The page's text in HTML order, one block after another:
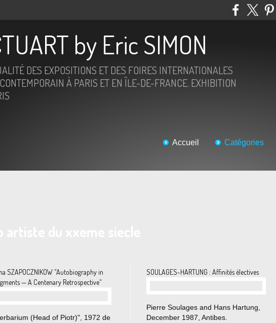
by Eric SIMON
DES EXPOSITIONS ET DES FOIRES INTERNATIONALES
À PARIS ET EN ÎLE-DE-FRANCE. EXHIBITION
Accueil Catégories
SZAPOCZNIKOW "Autobiography in
— A Centenary Retrospective"
(Head of Piotr)", 1972 de
SOULAGES-HARTUNG : Affinités électives
Pierre Soulages and Hans Hartung,
December 1987, Antibes.